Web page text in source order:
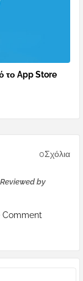
το App Store
0Σχόλια
by
Comment